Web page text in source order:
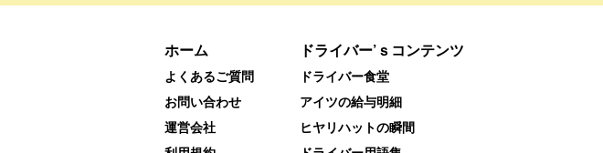
ホーム
よくあるご質問
お問い合わせ
運営会社
ドライバー’ｓコンテンツ
ドライバー食堂
アイツの給与明細
ヒヤリハットの瞬間